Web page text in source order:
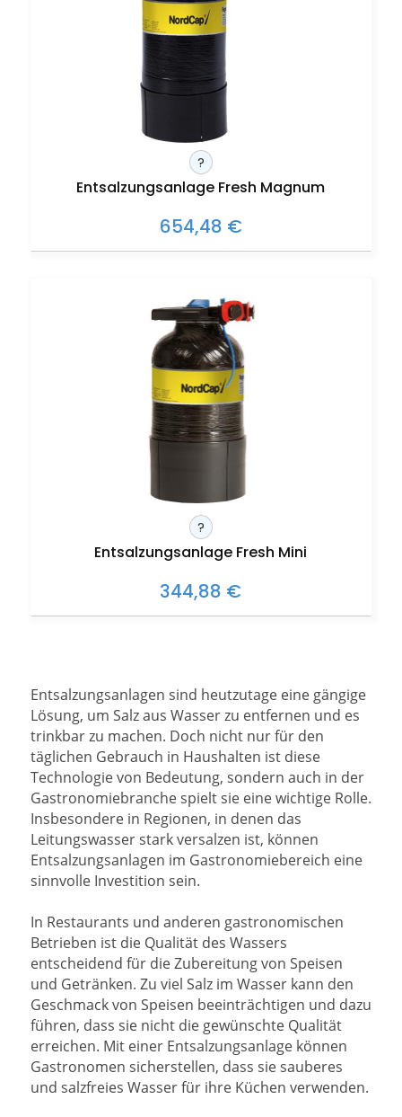
?
Entsalzungsanlage Fresh Magnum
654,48 €
?
Entsalzungsanlage Fresh Mini
344,88 €
Entsalzungsanlagen sind heutzutage eine gängige
Lösung, um Salz aus Wasser zu entfernen und es
trinkbar zu machen. Doch nicht nur für den
täglichen Gebrauch in Haushalten ist diese
Technologie von Bedeutung, sondern auch in der
Gastronomiebranche spielt sie eine wichtige Rolle.
Insbesondere in Regionen, in denen das
Leitungswasser stark versalzen ist, können
Entsalzungsanlagen im Gastronomiebereich eine
sinnvolle Investition sein.
In Restaurants und anderen gastronomischen
Betrieben ist die Qualität des Wassers
entscheidend für die Zubereitung von Speisen
und Getränken. Zu viel Salz im Wasser kann den
Geschmack von Speisen beeinträchtigen und dazu
führen, dass sie nicht die gewünschte Qualität
erreichen. Mit einer Entsalzungsanlage können
Gastronomen sicherstellen, dass sie sauberes
und salzfreies Wasser für ihre Küchen verwenden.